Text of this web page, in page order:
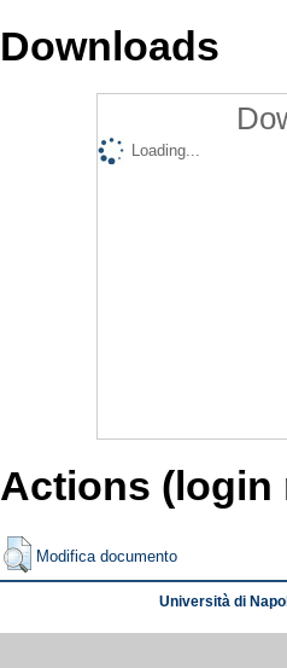
Downloads
Loading...
Actions (login
Modifica documento
Università di